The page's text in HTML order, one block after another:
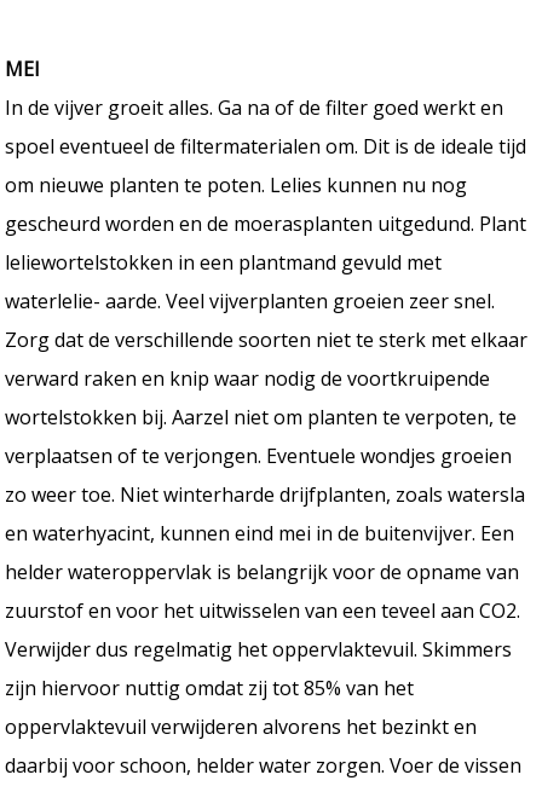
MEI
In de vijver groeit alles. Ga na of de filter goed werkt en
spoel eventueel de filtermaterialen om. Dit is de ideale tijd
om nieuwe planten te poten. Lelies kunnen nu nog
gescheurd worden en de moerasplanten uitgedund. Plant
leliewortelstokken in een plantmand gevuld met
waterlelie- aarde. Veel vijverplanten groeien zeer snel.
Zorg dat de verschillende soorten niet te sterk met elkaar
verward raken en knip waar nodig de voortkruipende
wortelstokken bij. Aarzel niet om planten te verpoten, te
verplaatsen of te verjongen. Eventuele wondjes groeien
zo weer toe. Niet winterharde drijfplanten, zoals watersla
en waterhyacint, kunnen eind mei in de buitenvijver. Een
helder wateroppervlak is belangrijk voor de opname van
zuurstof en voor het uitwisselen van een teveel aan CO2.
Verwijder dus regelmatig het oppervlaktevuil. Skimmers
zijn hiervoor nuttig omdat zij tot 85% van het
oppervlaktevuil verwijderen alvorens het bezinkt en
daarbij voor schoon, helder water zorgen. Voer de vissen